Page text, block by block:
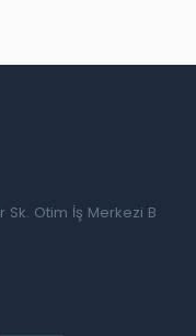
Otim İş Merkezi B